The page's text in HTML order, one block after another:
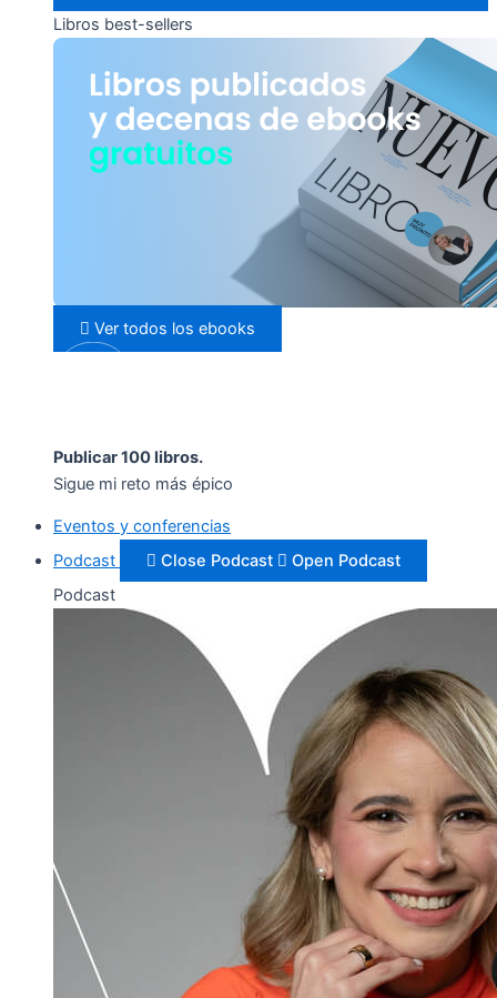
Libros best-sellers
Ver todos los ebooks
Publicar 100 libros.
Sigue mi reto más épico
Eventos y conferencias
Podcast
Close Podcast
Open Podcast
Podcast